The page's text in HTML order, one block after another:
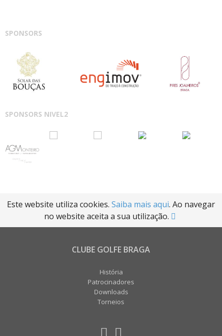
SPONSORS
SPONSORS NIVEL2
Este website utiliza cookies. Saiba mais aqui. Ao navegar
no website aceita a sua utilização.
CLUBE GOLFE BRAGA
História
Patrocinadores
Downloads
Torneios